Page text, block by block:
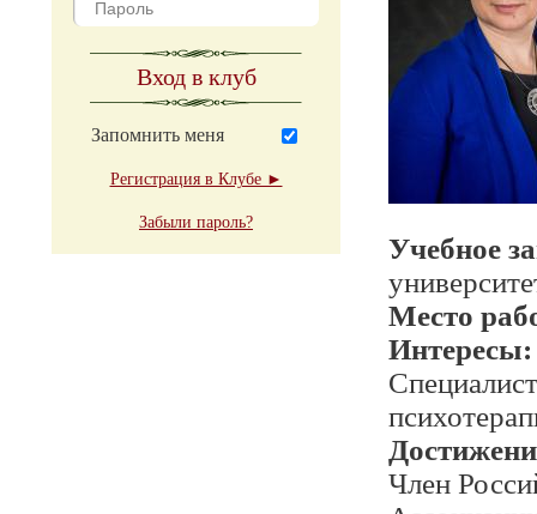
Вход в клуб
Запомнить меня
Регистрация в Клубе ►
Забыли пароль?
Учебное
Место
Интересы:
Член